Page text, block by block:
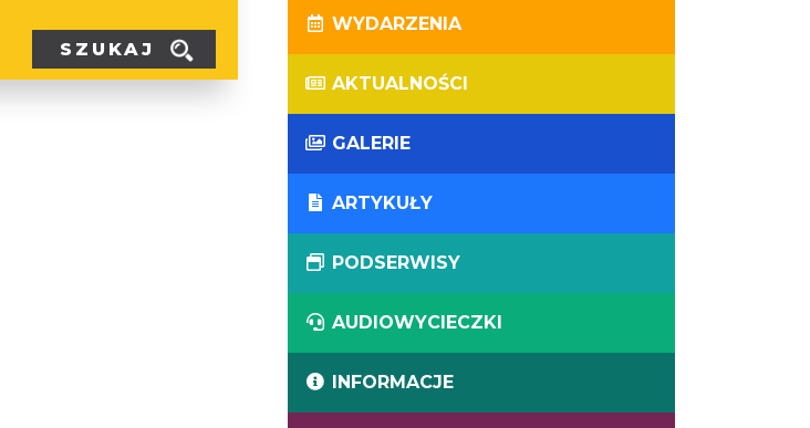
SZUKAJ
WYDARZENIA
AKTUALNOŚCI
GALERIE
ARTYKUŁY
PODSERWISY
AUDIOWYCIECZKI
INFORMACJE